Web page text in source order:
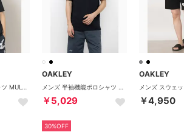
OAKLEY
￥5,029
30%OFF
OAKLEY
￥4,950